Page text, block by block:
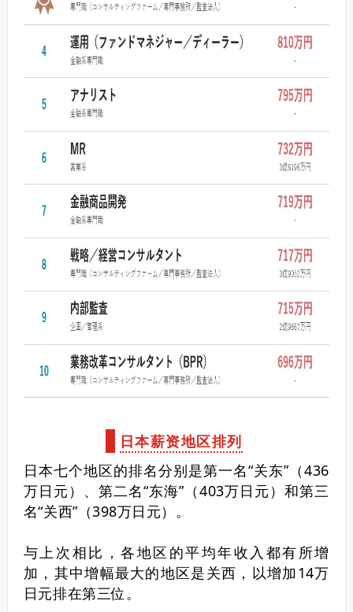
日本薪资地区排列
日本七个地区的排名分别是第一名“关东”（436
万日元）、第二名“东海”（403万日元）和第三
名“关西”（398万日元）。
与上次相比，各地区的平均年收入都有所增
加，其中增幅最大的地区是关西，以增加14万
日元排在第三位。